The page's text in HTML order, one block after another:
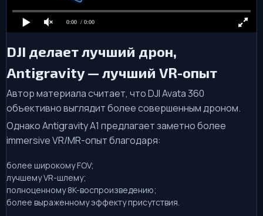
0:00 / 0:00
DJI делает лучший дрон,
Antigravity — лучший VR-опыт
Автор материала считает, что DJI Avata 360
объективно выглядит более совершенным дроном.
Однако Antigravity A1 предлагает заметно более
immersive VR/MR-опыт благодаря:
более широкому FOV;
лучшему VR-шлему;
полноценному 8K-воспроизведению;
более выраженному эффекту присутствия.